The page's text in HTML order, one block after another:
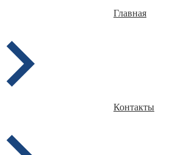
Главная
Контакты